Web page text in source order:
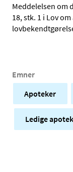
Meddelelsen om
18, stk. 1 i Lov
Emner
Apoteker
Ledige